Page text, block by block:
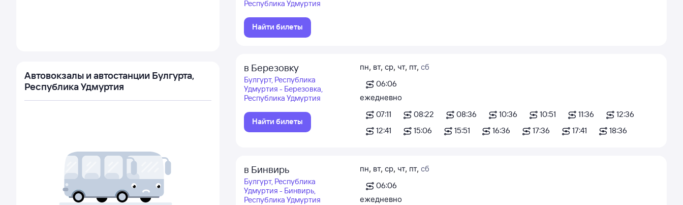
Республика Удмуртия
Найти билеты
в Березовку
Булгурт, Республика
Удмуртия - Березовка,
Республика Удмуртия
Найти билеты
пн, вт, ср, чт, пт, сб
06:06
ежедневно
07:11
08:22 08:36 10:36 10:51 11:36
12:36
12:41
15:06 15:51 16:36 17:36 17:41 18:36
в Бинвирь
Булгурт, Республика
Удмуртия - Бинвирь,
Республика Удмуртия
пн, вт, ср, чт, пт, сб
06:06
ежедневно
Автовокзалы и автостанции Булгурта,
Республика Удмуртия